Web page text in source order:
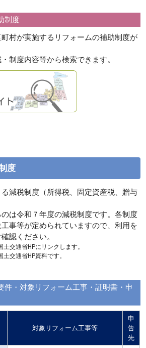
制度
村が実施するリフォームの補助制度が
制度内容等から検索できます。
度
減税制度（所得税、固定資産税、贈与
は令和７年度の減税制度です。各制度
事等が定められていますので、利用を
認ください。
交通省HPにリンクします。
交通省HP資料です。
件・対象リフォーム工事・証明書・申
対象リフォーム工事等
申
告
先